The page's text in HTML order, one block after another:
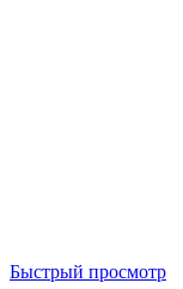
Быстрый просмотр